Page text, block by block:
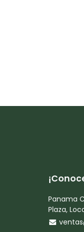
Panama
Plaza,